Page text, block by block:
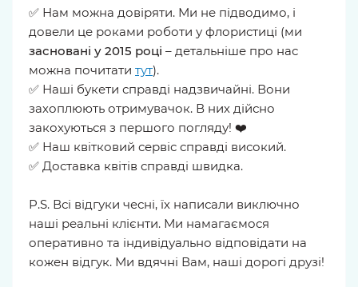
✅ Нам можна довіряти. Ми не підводимо, і
довели це роками роботи у флористиці (ми
засновані у 2015 році – детальніше про нас
можна почитати тут).
✅ Наші букети справді надзвичайні. Вони
захоплюють отримувачок. В них дійсно
закохуються з першого погляду! ❤️
✅ Наш квітковий сервіс справді високий.
✅ Доставка квітів справді швидка.
P.S. Всі відгуки чесні, їх написали виключно
наші реальні клієнти. Ми намагаємося
оперативно та індивідуально відповідати на
кожен відгук. Ми вдячні Вам, наші дорогі друзі!